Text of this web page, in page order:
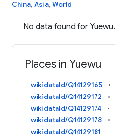
China, Asia, World
No data found for Yuewu.
Places in Yuewu
wikidataId/Q14129165
wikidataId/Q14129172
wikidataId/Q14129174
wikidataId/Q14129178
wikidataId/Q14129181